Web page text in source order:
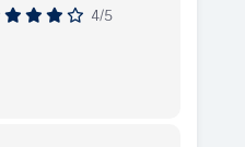
4/5